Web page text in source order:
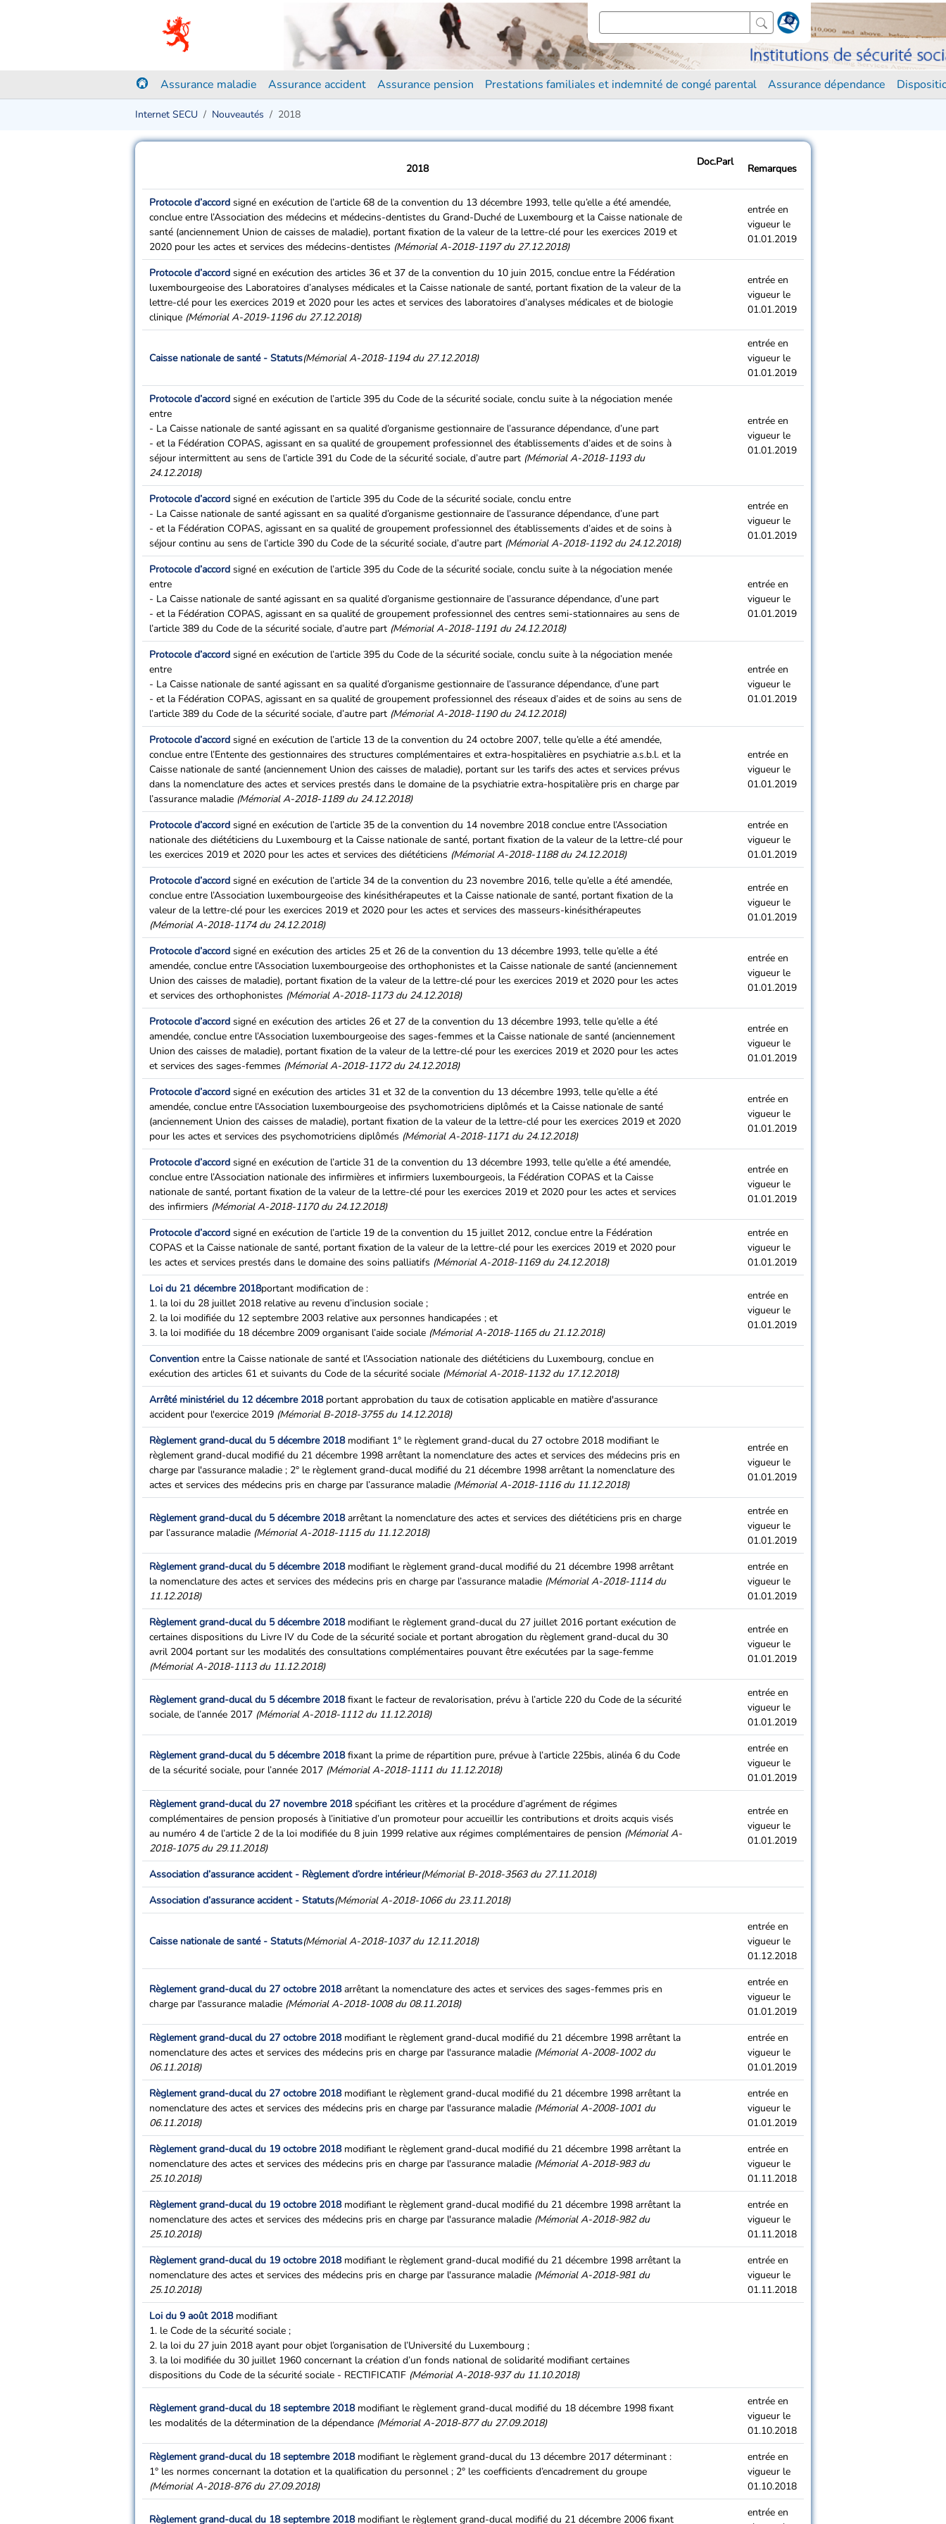
Assurance maladie Assurance accident Assurance pension Prestations familiales et indemnité de congé parental Assurance dépendance
Internet SECU Nouveautés 2018
2018
Doc.Parl
Remarques
Protocole d’accord signé en exécution de l’article 68 de la convention du 13 décembre 1993, telle qu’elle a été amendée,
conclue entre l’Association des médecins et médecins-dentistes du Grand-Duché de Luxembourg et la Caisse nationale de
santé (anciennement Union de caisses de maladie), portant fixation de la valeur de la lettre-clé pour les exercices 2019 et
2020 pour les actes et services des médecins-dentistes (Mémorial A-2018-1197 du 27.12.2018)
entrée en
vigueur le
01.01.2019
Protocole d’accord signé en exécution des articles 36 et 37 de la convention du 10 juin 2015, conclue entre la Fédération
luxembourgeoise des Laboratoires d’analyses médicales et la Caisse nationale de santé, portant fixation de la valeur de la
lettre-clé pour les exercices 2019 et 2020 pour les actes et services des laboratoires d’analyses médicales et de biologie
clinique (Mémorial A-2019-1196 du 27.12.2018)
entrée en
vigueur le
01.01.2019
Caisse nationale de santé - Statuts(Mémorial A-2018-1194 du 27.12.2018)
entrée en
vigueur le
01.01.2019
Protocole d’accord signé en exécution de l’article 395 du Code de la sécurité sociale, conclu suite à la négociation menée
entre
- La Caisse nationale de santé agissant en sa qualité d’organisme gestionnaire de l’assurance dépendance, d’une part
- et la Fédération COPAS, agissant en sa qualité de groupement professionnel des établissements d’aides et de soins à
séjour intermittent au sens de l’article 391 du Code de la sécurité sociale, d’autre part (Mémorial A-2018-1193 du
24.12.2018)
entrée en
vigueur le
01.01.2019
Protocole d’accord signé en exécution de l’article 395 du Code de la sécurité sociale, conclu entre
- La Caisse nationale de santé agissant en sa qualité d’organisme gestionnaire de l’assurance dépendance, d’une part
- et la Fédération COPAS, agissant en sa qualité de groupement professionnel des établissements d’aides et de soins à
séjour continu au sens de l’article 390 du Code de la sécurité sociale, d’autre part (Mémorial A-2018-1192 du 24.12.2018)
entrée en
vigueur le
01.01.2019
Protocole d’accord signé en exécution de l’article 395 du Code de la sécurité sociale, conclu suite à la négociation menée
entre
- La Caisse nationale de santé agissant en sa qualité d’organisme gestionnaire de l’assurance dépendance, d’une part
- et la Fédération COPAS, agissant en sa qualité de groupement professionnel des centres semi-stationnaires au sens de
l’article 389 du Code de la sécurité sociale, d’autre part (Mémorial A-2018-1191 du 24.12.2018)
entrée en
vigueur le
01.01.2019
Protocole d’accord signé en exécution de l’article 395 du Code de la sécurité sociale, conclu suite à la négociation menée
entre
- La Caisse nationale de santé agissant en sa qualité d’organisme gestionnaire de l’assurance dépendance, d’une part
- et la Fédération COPAS, agissant en sa qualité de groupement professionnel des réseaux d’aides et de soins au sens de
l’article 389 du Code de la sécurité sociale, d’autre part (Mémorial A-2018-1190 du 24.12.2018)
entrée en
vigueur le
01.01.2019
Protocole d’accord signé en exécution de l’article 13 de la convention du 24 octobre 2007, telle qu’elle a été amendée,
conclue entre l’Entente des gestionnaires des structures complémentaires et extra-hospitalières en psychiatrie a.s.b.l. et la
Caisse nationale de santé (anciennement Union des caisses de maladie), portant sur les tarifs des actes et services prévus
dans la nomenclature des actes et services prestés dans le domaine de la psychiatrie extra-hospitalière pris en charge par
l’assurance maladie (Mémorial A-2018-1189 du 24.12.2018)
entrée en
vigueur le
01.01.2019
Protocole d’accord signé en exécution de l’article 35 de la convention du 14 novembre 2018 conclue entre l’Association
nationale des diététiciens du Luxembourg et la Caisse nationale de santé, portant fixation de la valeur de la lettre-clé pour
les exercices 2019 et 2020 pour les actes et services des diététiciens (Mémorial A-2018-1188 du 24.12.2018)
entrée en
vigueur le
01.01.2019
Protocole d’accord signé en exécution de l’article 34 de la convention du 23 novembre 2016, telle qu’elle a été amendée,
conclue entre l’Association luxembourgeoise des kinésithérapeutes et la Caisse nationale de santé, portant fixation de la
valeur de la lettre-clé pour les exercices 2019 et 2020 pour les actes et services des masseurs-kinésithérapeutes
(Mémorial A-2018-1174 du 24.12.2018)
entrée en
vigueur le
01.01.2019
Protocole d’accord signé en exécution des articles 25 et 26 de la convention du 13 décembre 1993, telle qu’elle a été
amendée, conclue entre l’Association luxembourgeoise des orthophonistes et la Caisse nationale de santé (anciennement
Union des caisses de maladie), portant fixation de la valeur de la lettre-clé pour les exercices 2019 et 2020 pour les actes
et services des orthophonistes (Mémorial A-2018-1173 du 24.12.2018)
entrée en
vigueur le
01.01.2019
Protocole d’accord signé en exécution des articles 26 et 27 de la convention du 13 décembre 1993, telle qu’elle a été
amendée, conclue entre l’Association luxembourgeoise des sages-femmes et la Caisse nationale de santé (anciennement
Union des caisses de maladie), portant fixation de la valeur de la lettre-clé pour les exercices 2019 et 2020 pour les actes
et services des sages-femmes (Mémorial A-2018-1172 du 24.12.2018)
entrée en
vigueur le
01.01.2019
Protocole d’accord signé en exécution des articles 31 et 32 de la convention du 13 décembre 1993, telle qu’elle a été
amendée, conclue entre l’Association luxembourgeoise des psychomotriciens diplômés et la Caisse nationale de santé
(anciennement Union des caisses de maladie), portant fixation de la valeur de la lettre-clé pour les exercices 2019 et 2020
pour les actes et services des psychomotriciens diplômés (Mémorial A-2018-1171 du 24.12.2018)
entrée en
vigueur le
01.01.2019
Protocole d’accord signé en exécution de l’article 31 de la convention du 13 décembre 1993, telle qu’elle a été amendée,
conclue entre l’Association nationale des infirmières et infirmiers luxembourgeois, la Fédération COPAS et la Caisse
nationale de santé, portant fixation de la valeur de la lettre-clé pour les exercices 2019 et 2020 pour les actes et services
des infirmiers (Mémorial A-2018-1170 du 24.12.2018)
entrée en
vigueur le
01.01.2019
Protocole d’accord signé en exécution de l’article 19 de la convention du 15 juillet 2012, conclue entre la Fédération
COPAS et la Caisse nationale de santé, portant fixation de la valeur de la lettre-clé pour les exercices 2019 et 2020 pour
les actes et services prestés dans le domaine des soins palliatifs (Mémorial A-2018-1169 du 24.12.2018)
entrée en
vigueur le
01.01.2019
Loi du 21 décembre 2018portant modification de :
1. la loi du 28 juillet 2018 relative au revenu d’inclusion sociale ;
2. la loi modifiée du 12 septembre 2003 relative aux personnes handicapées ; et
3. la loi modifiée du 18 décembre 2009 organisant l’aide sociale (Mémorial A-2018-1165 du 21.12.2018)
entrée en
vigueur le
01.01.2019
Convention entre la Caisse nationale de santé et l’Association nationale des diététiciens du Luxembourg, conclue en
exécution des articles 61 et suivants du Code de la sécurité sociale (Mémorial A-2018-1132 du 17.12.2018)
Arrêté ministériel du 12 décembre 2018portant approbation du taux de cotisation applicable en matière d'assurance
accident pour l'exercice 2019 (Mémorial B-2018-3755 du 14.12.2018)
Règlement grand-ducal du 5 décembre 2018modifiant 1° le règlement grand-ducal du 27 octobre 2018 modifiant le
règlement grand-ducal modifié du 21 décembre 1998 arrêtant la nomenclature des actes et services des médecins pris en
charge par l'assurance maladie ; 2° le règlement grand-ducal modifié du 21 décembre 1998 arrêtant la nomenclature des
actes et services des médecins pris en charge par l’assurance maladie (Mémorial A-2018-1116 du 11.12.2018)
entrée en
vigueur le
01.01.2019
Règlement grand-ducal du 5 décembre 2018arrêtant la nomenclature des actes et services des diététiciens pris en charge
par l’assurance maladie (Mémorial A-2018-1115 du 11.12.2018)
entrée en
vigueur le
01.01.2019
Règlement grand-ducal du 5 décembre 2018modifiant le règlement grand-ducal modifié du 21 décembre 1998 arrêtant
la nomenclature des actes et services des médecins pris en charge par l’assurance maladie (Mémorial A-2018-1114 du
11.12.2018)
entrée en
vigueur le
01.01.2019
Règlement grand-ducal du 5 décembre 2018modifiant le règlement grand-ducal du 27 juillet 2016 portant exécution de
certaines dispositions du Livre IV du Code de la sécurité sociale et portant abrogation du règlement grand-ducal du 30
avril 2004 portant sur les modalités des consultations complémentaires pouvant être exécutées par la sage-femme
(Mémorial A-2018-1113 du 11.12.2018)
entrée en
vigueur le
01.01.2019
Règlement grand-ducal du 5 décembre 2018fixant le facteur de revalorisation, prévu à l’article 220 du Code de la sécurité
sociale, de l’année 2017 (Mémorial A-2018-1112 du 11.12.2018)
entrée en
vigueur le
01.01.2019
Règlement grand-ducal du 5 décembre 2018fixant la prime de répartition pure, prévue à l’article 225bis, alinéa 6 du Code
de la sécurité sociale, pour l’année 2017 (Mémorial A-2018-1111 du 11.12.2018)
entrée en
vigueur le
01.01.2019
Règlement grand-ducal du 27 novembre 2018spécifiant les critères et la procédure d’agrément de régimes
complémentaires de pension proposés à l’initiative d’un promoteur pour accueillir les contributions et droits acquis visés
au numéro 4 de l’article 2 de la loi modifiée du 8 juin 1999 relative aux régimes complémentaires de pension (Mémorial A-
2018-1075 du 29.11.2018)
entrée en
vigueur le
01.01.2019
Association d’assurance accident - Règlement d’ordre intérieur(Mémorial B-2018-3563 du 27.11.2018)
Association d’assurance accident - Statuts(Mémorial A-2018-1066 du 23.11.2018)
Caisse nationale de santé - Statuts(Mémorial A-2018-1037 du 12.11.2018)
entrée en
vigueur le
01.12.2018
Règlement grand-ducal du 27 octobre 2018arrêtant la nomenclature des actes et services des sages-femmes pris en
charge par l'assurance maladie (Mémorial A-2018-1008 du 08.11.2018)
entrée en
vigueur le
01.01.2019
Règlement grand-ducal du 27 octobre 2018modifiant le règlement grand-ducal modifié du 21 décembre 1998 arrêtant la
nomenclature des actes et services des médecins pris en charge par l'assurance maladie (Mémorial A-2008-1002 du
06.11.2018)
entrée en
vigueur le
01.01.2019
Règlement grand-ducal du 27 octobre 2018modifiant le règlement grand-ducal modifié du 21 décembre 1998 arrêtant la
nomenclature des actes et services des médecins pris en charge par l'assurance maladie (Mémorial A-2008-1001 du
06.11.2018)
entrée en
vigueur le
01.01.2019
Règlement grand-ducal du 19 octobre 2018modifiant le règlement grand-ducal modifié du 21 décembre 1998 arrêtant la
nomenclature des actes et services des médecins pris en charge par l'assurance maladie (Mémorial A-2018-983 du
25.10.2018)
entrée en
vigueur le
01.11.2018
Règlement grand-ducal du 19 octobre 2018modifiant le règlement grand-ducal modifié du 21 décembre 1998 arrêtant la
nomenclature des actes et services des médecins pris en charge par l'assurance maladie (Mémorial A-2018-982 du
25.10.2018)
entrée en
vigueur le
01.11.2018
Règlement grand-ducal du 19 octobre 2018modifiant le règlement grand-ducal modifié du 21 décembre 1998 arrêtant la
nomenclature des actes et services des médecins pris en charge par l'assurance maladie (Mémorial A-2018-981 du
25.10.2018)
entrée en
vigueur le
01.11.2018
Loi du 9 août 2018modifiant
1. le Code de la sécurité sociale ;
2. la loi du 27 juin 2018 ayant pour objet l’organisation de l’Université du Luxembourg ;
3. la loi modifiée du 30 juillet 1960 concernant la création d’un fonds national de solidarité modifiant certaines
dispositions du Code de la sécurité sociale - RECTIFICATIF (Mémorial A-2018-937 du 11.10.2018)
Règlement grand-ducal du 18 septembre 2018modifiant le règlement grand-ducal modifié du 18 décembre 1998 fixant
les modalités de la détermination de la dépendance (Mémorial A-2018-877 du 27.09.2018)
entrée en
vigueur le
01.10.2018
Règlement grand-ducal du 18 septembre 2018modifiant le règlement grand-ducal du 13 décembre 2017 déterminant :
1° les normes concernant la dotation et la qualification du personnel ; 2° les coefficients d’encadrement du groupe
(Mémorial A-2018-876 du 27.09.2018)
entrée en
vigueur le
01.10.2018
Règlement grand-ducal du 18 septembre 2018modifiant le règlement grand-ducal modifié du 21 décembre 2006 fixant
entrée en